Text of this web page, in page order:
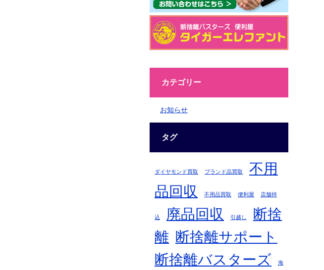
カテゴリー
お知らせ
タグ
ダイヤモンド買取 ブランド品買取
不用
品回収
不用品買取 便利屋 店舗持
込 廃品回収 引越し
断捨
離 断捨離サポート
断捨離バスターズ
海